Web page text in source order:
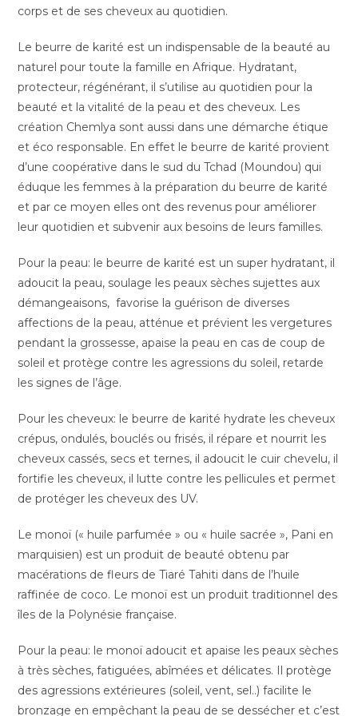
corps et de ses cheveux au quotidien.
Le beurre de karité est un indispensable de la beauté au
naturel pour toute la famille en Afrique. Hydratant,
protecteur, régénérant, il s’utilise au quotidien pour la
beauté et la vitalité de la peau et des cheveux. Les
création Chemlya sont aussi dans une démarche étique
et éco responsable. En effet le beurre de karité provient
d’une coopérative dans le sud du Tchad (Moundou) qui
éduque les femmes à la préparation du beurre de karité
et par ce moyen elles ont des revenus pour améliorer
leur quotidien et subvenir aux besoins de leurs familles.
Pour la peau: le beurre de karité est un super hydratant, il
adoucit la peau, soulage les peaux sèches sujettes aux
démangeaisons, favorise la guérison de diverses
affections de la peau, atténue et prévient les vergetures
pendant la grossesse, apaise la peau en cas de coup de
soleil et protège contre les agressions du soleil, retarde
les signes de l’âge.
Pour les cheveux: le beurre de karité hydrate les cheveux
crépus, ondulés, bouclés ou frisés, il répare et nourrit les
cheveux cassés, secs et ternes, il adoucit le cuir chevelu, il
fortifie les cheveux, il lutte contre les pellicules et permet
de protéger les cheveux des UV.
Le monoï (« huile parfumée » ou « huile sacrée », Pani en
marquisien) est un produit de beauté obtenu par
macérations de fleurs de Tiaré Tahiti dans de l’huile
raffinée de coco. Le monoï est un produit traditionnel des
îles de la Polynésie française.
Pour la peau: le monoï adoucit et apaise les peaux sèches
à très sèches, fatiguées, abîmées et délicates. Il protège
des agressions extérieures (soleil, vent, sel..) facilite le
bronzage en empêchant la peau de se dessécher et c’est